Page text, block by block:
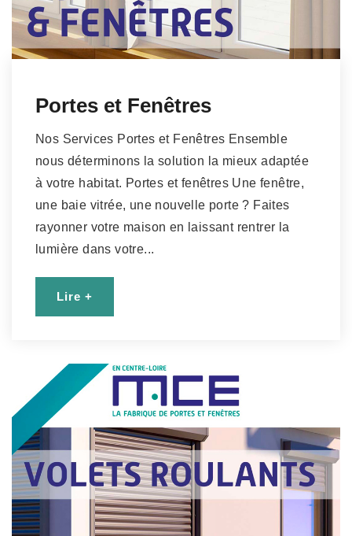
Portes et Fenêtres
Nos Services Portes et Fenêtres Ensemble
nous déterminons la solution la mieux adaptée
à votre habitat. Portes et fenêtres Une fenêtre,
une baie vitrée, une nouvelle porte ? Faites
rayonner votre maison en laissant rentrer la
lumière dans votre...
Lire +